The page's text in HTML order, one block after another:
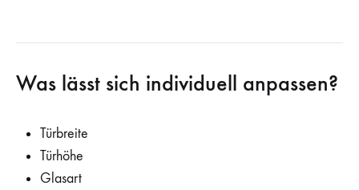
Was lässt sich individuell anpassen?
Türbreite
Türhöhe
Glasart